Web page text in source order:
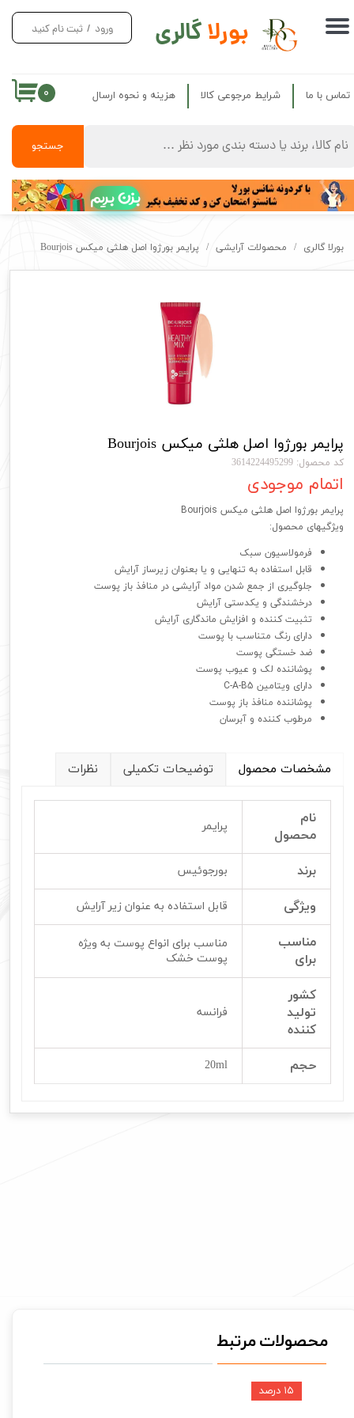
بورلاگالری
جستجو
ورود / ثبت نام کنید
حساب کاربری من
سفارشات
خروج از حساب کاربری
۰ تماس با ما شرایط مرجوعی کالا هزینه و نحوه ارسال
بزن بریم
بورلا گالری محصولات آرایشی پرایمر بورژوا اصل هلثی میکس Bourjois
پرایمر بورژوا اصل هلثی میکس Bourjois
کد محصول: 3614224495299
اتمام موجودی
پرایمر بورژوا اصل هلثی میکس Bourjois
ویژگیهای محصول:
فرمولاسیون سبک
قابل استفاده به تنهایی و یا بعنوان زیرساز آرایش
جلوگیری از جمع شدن مواد آرایشی در منافذ باز پوست
درخشندگی و یکدستی آرایش
تثبیت کننده و افزایش ماندگاری آرایش
دارای رنگ متناسب با پوست
ضد خستگی پوست
پوشاننده لک و عیوب پوست
دارای ویتامین C-A-B5
پوشاننده منافذ باز پوست
مرطوب کننده و آبرسان
مشخصات محصول توضیحات تکمیلی نظرات
نام
محصول
پرایمر
برند بورجوئیس
ویژگی قابل استفاده به عنوان زیر آرایش
مناسب
برای
مناسب برای انواع پوست به ویژه
پوست خشک
کشور
تولید
کننده
فرانسه
حجم 20ml
محصولات مرتبط
۱۵ درصد